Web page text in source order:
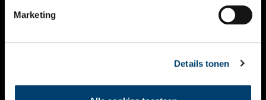
Marketing
Details tonen
VIDEO’S
CONTACT